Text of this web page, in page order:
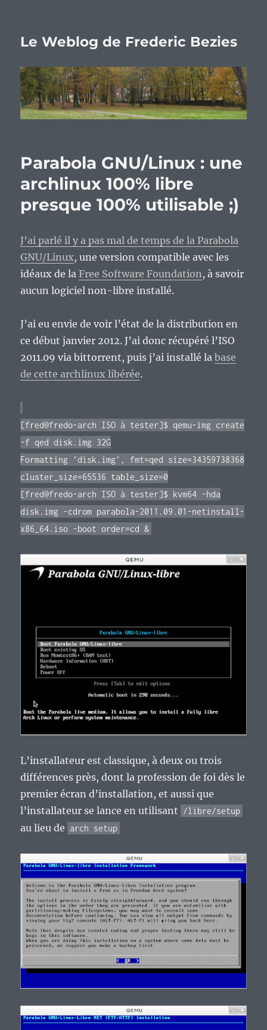
Le Weblog de Frederic Bezies
Parabola GNU/Linux : une
archlinux 100% libre
presque 100% utilisable ;)
J’ai parlé il y a pas mal de temps de la Parabola
GNU/Linux, une version compatible avec les
idéaux de laFree Software Foundation, à savoir
aucun logiciel non-libre installé.
J’ai eu envie de voir l’état de la distribution en
ce début janvier 2012. J’ai donc récupéré l’ISO
2011.09 via bittorrent, puis j’ai installé labase
de cette archlinux libérée.
[fred@fredo-arch ISO à tester]$ qemu-img create
-f qed disk.img 32G
Formatting 'disk.img', fmt=qed size=34359738368
cluster_size=65536 table_size=0
[fred@fredo-arch ISO à tester]$ kvm64 -hda
disk.img -cdrom parabola-2011.09.01-netinstall-
x86_64.iso -boot order=cd &
L’installateur est classique, à deux ou trois
différences près, dont la profession de foi dès le
premier écran d’installation, et aussi que
l’installateur se lance en utilisant
/libre/setup
au lieu de arch setup